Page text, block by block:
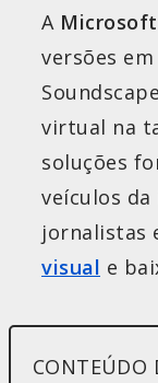
A Microsoft
versões
virtual na
soluções
veículos
jornalistas
visual e
CONTEÚDO